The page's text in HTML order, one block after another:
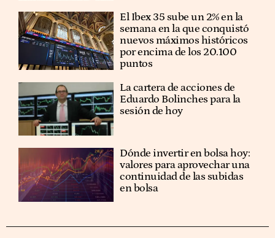
El Ibex 35 sube un 2% en la
semana en la que conquistó
nuevos máximos históricos
por encima de los 20.100
puntos
La cartera de acciones de
Eduardo Bolinches para la
sesión de hoy
Dónde invertir en bolsa hoy:
valores para aprovechar una
continuidad de las subidas
en bolsa